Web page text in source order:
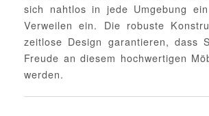
sich nahtlos in jede Umgebung
Verweilen ein. Die robuste
zeitlose Design garantieren, dass
Freude an diesem hochwertigen
werden.